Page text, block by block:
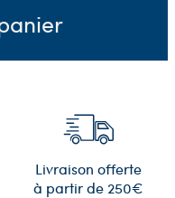
Livraison offerte
à partir de 250€